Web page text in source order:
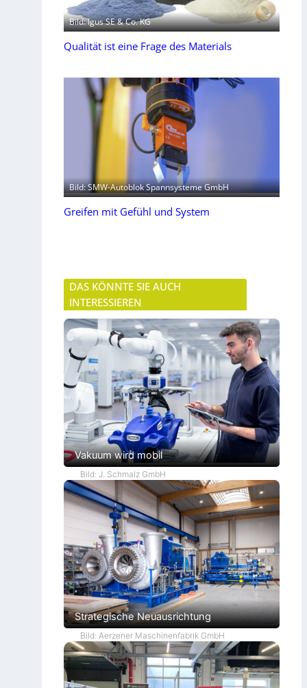
Bild: Igus SE & Co. KG
Qualität ist eine Frage des Materials
Bild: SMW-Autoblok Spannsysteme GmbH
Greifen mit Gefühl und System
DAS KÖNNTE SIE AUCH
INTERESSIEREN
Vakuum wird mobil
Bild: J. Schmalz GmbH
Strategische Neuausrichtung
Bild: Aerzener Maschinenfabrik GmbH